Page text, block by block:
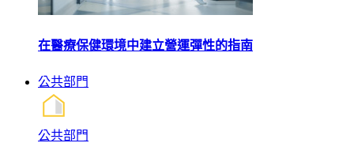
在醫療保健環境中建立營運彈性的指南
公共部門
公共部門